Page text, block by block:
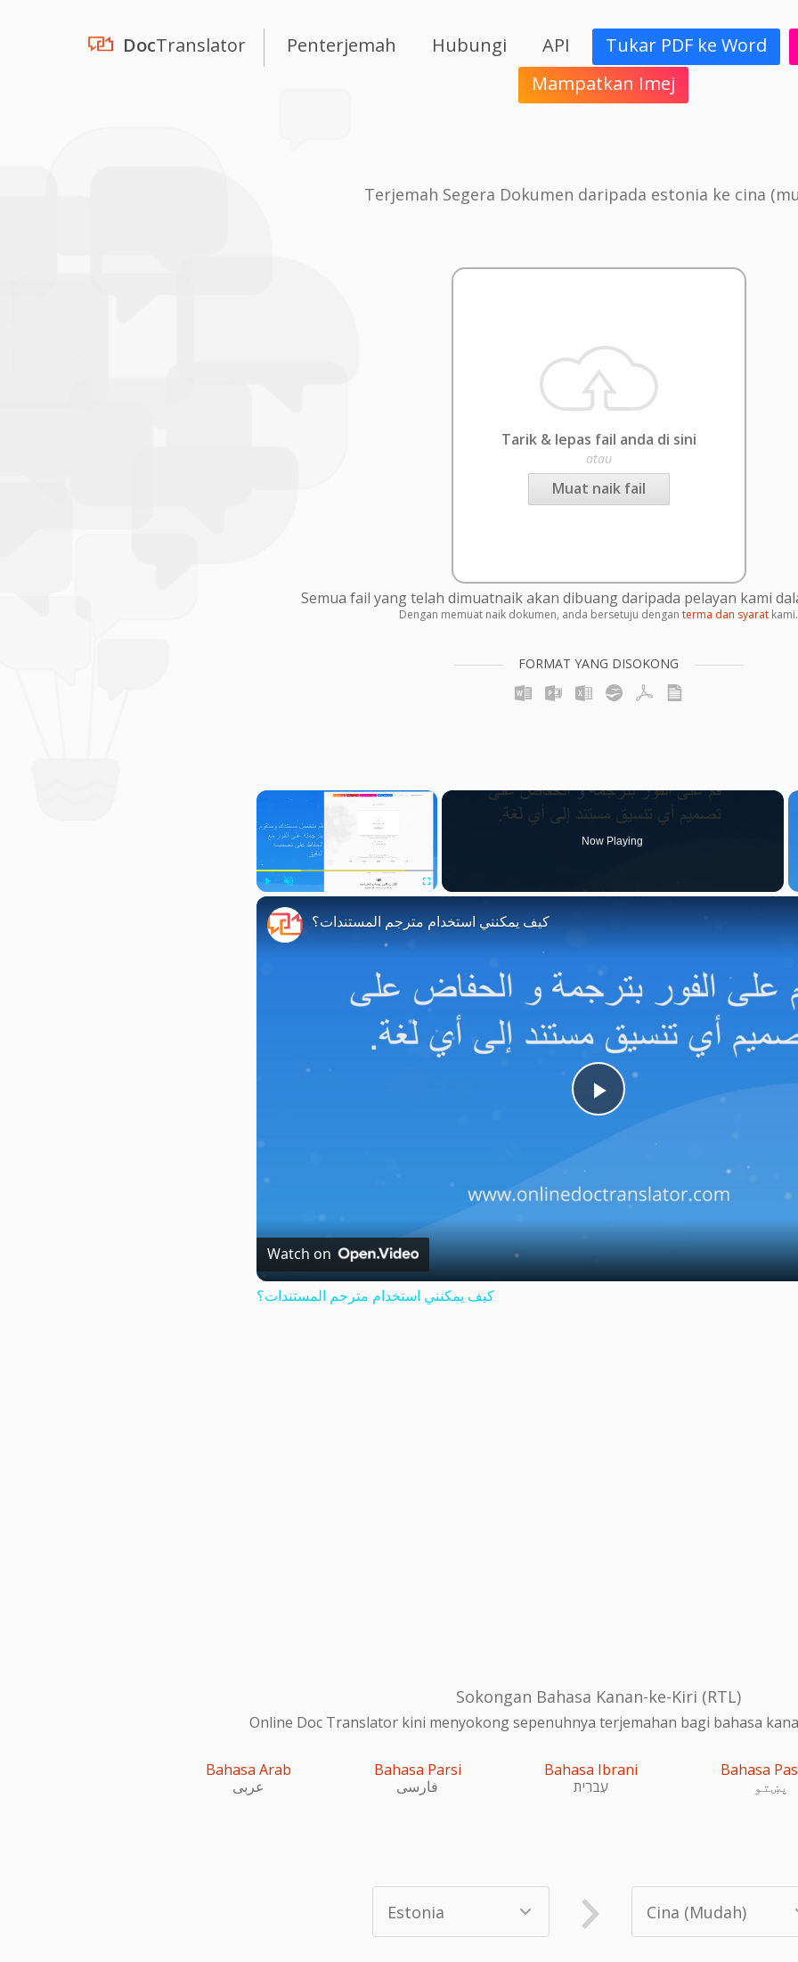
DocTranslator Penterjemah Hubungi API
Tukar PDF ke Word
Mampatkan Imej
Terjemah Segera Dokumen daripada estonia ke cina
Tarik & lepas fail anda di sini
atau
Muat naik fail
Semua fail yang telah dimuatnaik akan dibuang daripada pelayan kami
Dengan memuat naik dokumen, anda bersetuju dengan terma dan syarat kami.
FORMAT YANG DISOKONG
×
Now Playing
Play
كيف يمكنني استخدام مترجم المستندات؟
Watch on
كيف يمكنني استخدام مترجم المستندات؟
Sokongan Bahasa Kanan-ke-Kiri (RTL)
Online Doc Translator kini menyokong sepenuhnya terjemahan bagi bahasa
Bahasa Arab
عربى
Bahasa Parsi
فارسی
Bahasa Ibrani
עִברִית
Bahasa
پښتو